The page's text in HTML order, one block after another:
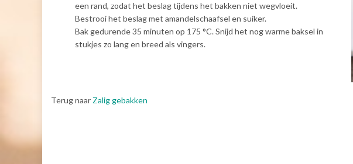
een rand, zodat het beslag tijdens het bakken niet wegvloeit.
Bestrooi het beslag met amandelschaafsel en suiker.
Bak gedurende 35 minuten op 175 °C. Snijd het nog warme baksel in
stukjes zo lang en breed als vingers.
Terug naar Zalig gebakken